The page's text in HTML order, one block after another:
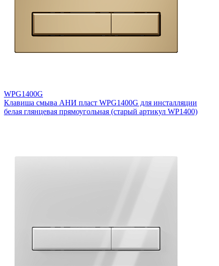
WPG1400G
Клавиша смыва АНИ пласт WPG1400G для инсталляции
белая глянцевая прямоугольная (старый артикул WP1400)